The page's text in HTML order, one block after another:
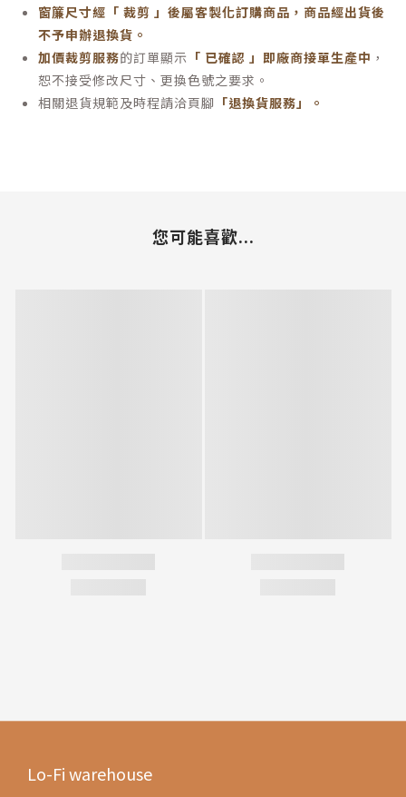
窗簾尺寸經「 裁剪 」後屬客製化訂購商品，商品經出貨後
不予申辦退換貨。
加價裁剪服務的訂單顯示 「 已確認 」即廠商接單生產中 ，
恕不接受修改尺寸、更換色號之要求。
相關退貨規範及時程請洽頁腳 「退換貨服務」 。
您可能喜歡...
Lo-Fi warehouse